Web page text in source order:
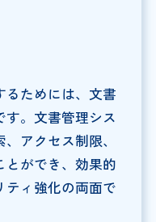
ためには、文書
。文書管理シス
アクセス制限、
とができ、効果的
ティ強化の両面で